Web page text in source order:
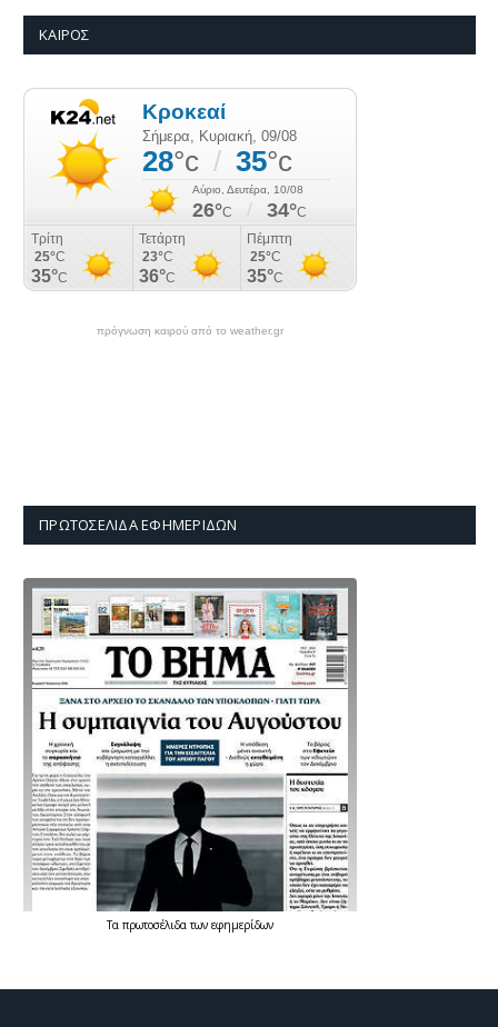
ΚΑΙΡΌΣ
πρόγνωση καιρού από το weather.gr
ΠΡΩΤΟΣΈΛΙΔΑ ΕΦΗΜΕΡΊΔΩΝ
Τα πρωτοσέλιδατων εφημερίδων